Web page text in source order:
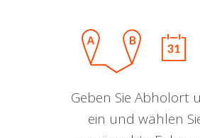
Geben Sie Abholort
ein und wählen